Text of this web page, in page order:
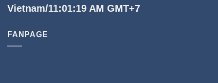
Vietnam/11:01:20 AM GMT+7
FANPAGE